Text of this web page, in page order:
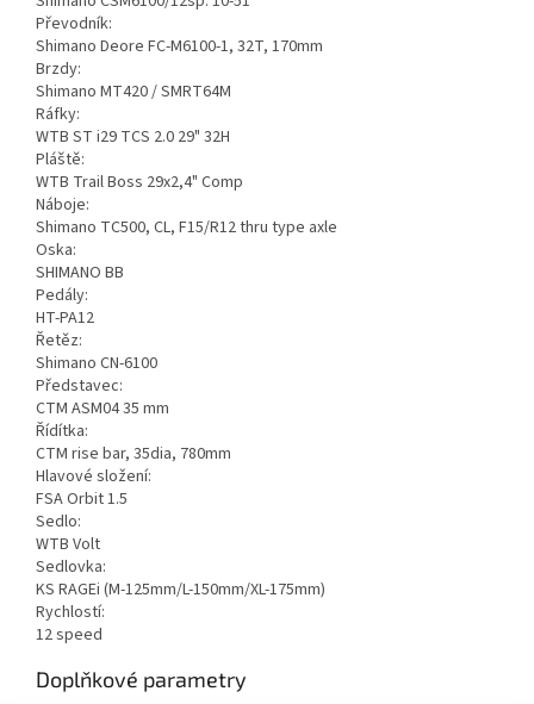
Převodník:
Shimano Deore FC-M6100-1, 32T, 170mm
Brzdy:
Shimano MT420 / SMRT64M
Ráfky:
WTB ST i29 TCS 2.0 29" 32H
Pláště:
WTB Trail Boss 29x2,4" Comp
Náboje:
Shimano TC500, CL, F15/R12 thru type axle
Oska:
SHIMANO BB
Pedály:
HT-PA12
Řetěz:
Shimano CN-6100
Představec:
CTM ASM04 35 mm
Řídítka:
CTM rise bar, 35dia, 780mm
Hlavové složení:
FSA Orbit 1.5
Sedlo:
WTB Volt
Sedlovka:
KS RAGEi (M-125mm/L-150mm/XL-175mm)
Rychlostí:
12 speed
Doplňkové parametry